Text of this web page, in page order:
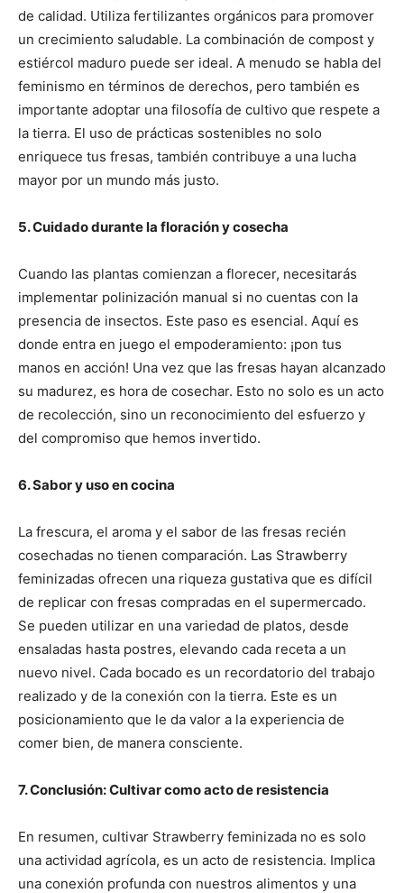
de calidad. Utiliza fertilizantes orgánicos para promover
un crecimiento saludable. La combinación de compost y
estiércol maduro puede ser ideal. A menudo se habla del
feminismo en términos de derechos, pero también es
importante adoptar una filosofía de cultivo que respete a
la tierra. El uso de prácticas sostenibles no solo
enriquece tus fresas, también contribuye a una lucha
mayor por un mundo más justo.
5. Cuidado durante la floración y cosecha
Cuando las plantas comienzan a florecer, necesitarás
implementar polinización manual si no cuentas con la
presencia de insectos. Este paso es esencial. Aquí es
donde entra en juego el empoderamiento: ¡pon tus
manos en acción! Una vez que las fresas hayan alcanzado
su madurez, es hora de cosechar. Esto no solo es un acto
de recolección, sino un reconocimiento del esfuerzo y
del compromiso que hemos invertido.
6. Sabor y uso en cocina
La frescura, el aroma y el sabor de las fresas recién
cosechadas no tienen comparación. Las Strawberry
feminizadas ofrecen una riqueza gustativa que es difícil
de replicar con fresas compradas en el supermercado.
Se pueden utilizar en una variedad de platos, desde
ensaladas hasta postres, elevando cada receta a un
nuevo nivel. Cada bocado es un recordatorio del trabajo
realizado y de la conexión con la tierra. Este es un
posicionamiento que le da valor a la experiencia de
comer bien, de manera consciente.
7. Conclusión: Cultivar como acto de resistencia
En resumen, cultivar Strawberry feminizada no es solo
una actividad agrícola, es un acto de resistencia. Implica
una conexión profunda con nuestros alimentos y una